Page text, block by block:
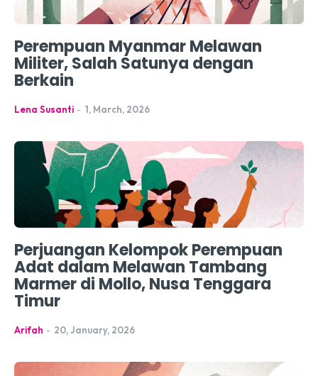
Perempuan Myanmar Melawan
Militer, Salah Satunya dengan
Berkain
Lena Susanti - 1, March, 2026
Perjuangan Kelompok Perempuan
Adat dalam Melawan Tambang
Marmer di Mollo, Nusa Tenggara
Timur
Arifah - 20, January, 2026